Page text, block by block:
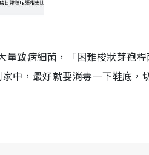
致病細菌，「困難梭狀芽孢
中，最好就要消毒一下鞋底，